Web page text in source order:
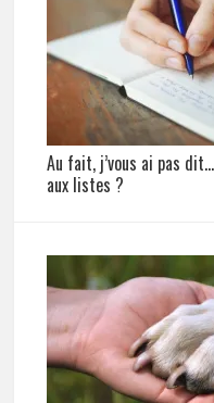
Au fait, j’vous ai pas
aux listes ?